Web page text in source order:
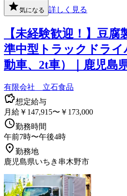
気になる 詳しく見る
【未経験歓迎！】豆腐
準中型トラックドライ
動車、2t車）｜鹿児島
有限会社 立石食品
想定給与
月給￥147,915〜￥173,000
勤務時間
午前7時〜午後4時
勤務地
鹿児島県いちき串木野市